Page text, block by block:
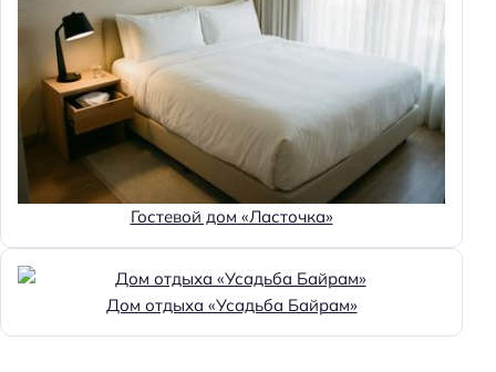
Гостевой дом «Ласточка»
Дом отдыха «Усадьба Байрам»